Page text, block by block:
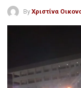
By Χριστίνα